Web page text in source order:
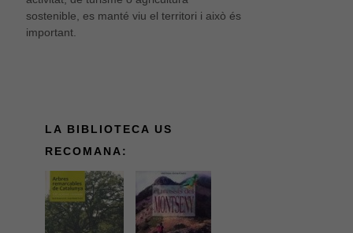
sostenible, es manté viu el territori i això és
important.
LA BIBLIOTECA US
RECOMANA: